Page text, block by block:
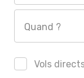
Quand ?
Vols